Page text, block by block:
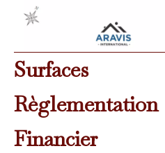
Surfaces
Règlementation
Financier